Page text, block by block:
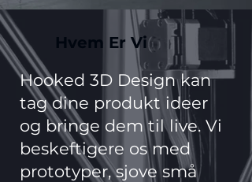
Hvem Er Vi
Hooked 3D Design kan
tag dine produkt ideer
og bringe dem til live. Vi
beskeftigere os med
prototyper, sjove små